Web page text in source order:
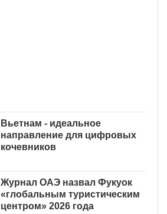
Вьетнам - идеальное
направление для цифровых
кочевников
Журнал ОАЭ назвал Фукуок
«глобальным туристическим
центром» 2026 года